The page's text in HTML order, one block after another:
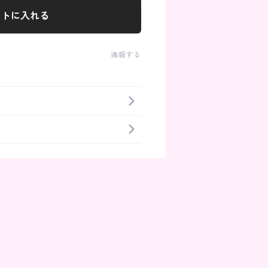
に入れる
通報する